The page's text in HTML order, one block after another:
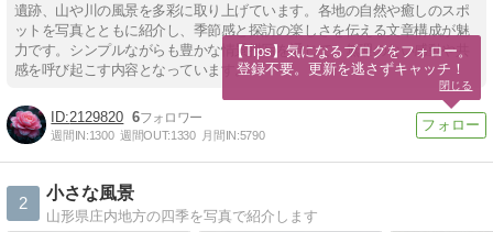
遺跡、山や川の風景を多彩に取り上げています。各地の自然や癒しのスポ
ットを写真とともに紹介し、季節感と探訪の楽しさを伝える文章構成が魅
力です。シンプルながらも豊かな情景描写を通じて、無理のない感動や共
感を呼び起こす内容となっています。
2129820 6
週間IN:1300 週間OUT:1330 月間IN:5790
2
小さな風景
山形県庄内地方の四季を写真で紹介します
【Tips】気になるブログをフォロー。
登録不要。更新を逃さずキャッチ！
閉じる